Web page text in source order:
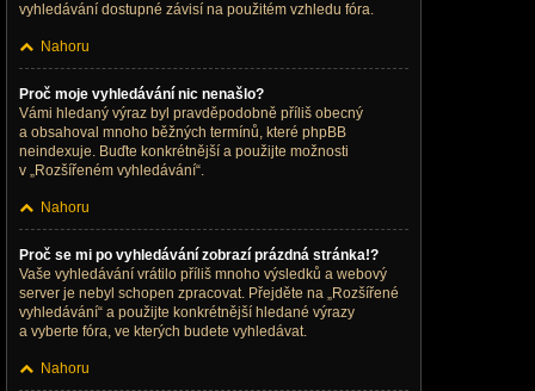
vyhledávání dostupné závisí na použitém vzhledu fóra.
Nahoru
Proč moje vyhledávání nic nenašlo?
Vámi hledaný výraz byl pravděpodobně příliš obecný
a obsahoval mnoho běžných termínů, které phpBB
neindexuje. Buďte konkrétnější a použijte možnosti
v „Rozšířeném vyhledávání“.
Nahoru
Proč se mi po vyhledávání zobrazí prázdná stránka!?
Vaše vyhledávání vrátilo příliš mnoho výsledků a webový
server je nebyl schopen zpracovat. Přejděte na „Rozšířené
vyhledávání“ a použijte konkrétnější hledané výrazy
a vyberte fóra, ve kterých budete vyhledávat.
Nahoru